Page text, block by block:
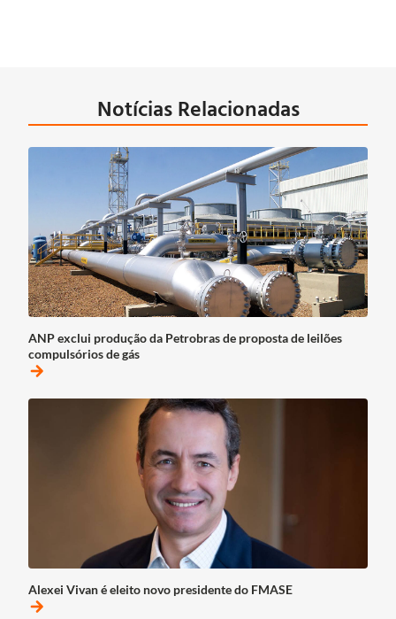
Notícias Relacionadas
ANP exclui produção da Petrobras de proposta de leilões
compulsórios de gás
arrow_forward
Alexei Vivan é eleito novo presidente do FMASE
arrow_forward